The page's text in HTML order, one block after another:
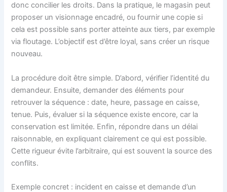
donc concilier les droits. Dans la pratique, le magasin peut
proposer un visionnage encadré, ou fournir une copie si
cela est possible sans porter atteinte aux tiers, par exemple
via floutage. L’objectif est d’être loyal, sans créer un risque
nouveau.
La procédure doit être simple. D’abord, vérifier l’identité du
demandeur. Ensuite, demander des éléments pour
retrouver la séquence : date, heure, passage en caisse,
tenue. Puis, évaluer si la séquence existe encore, car la
conservation est limitée. Enfin, répondre dans un délai
raisonnable, en expliquant clairement ce qui est possible.
Cette rigueur évite l’arbitraire, qui est souvent la source des
conflits.
Exemple concret : incident en caisse et demande d’un